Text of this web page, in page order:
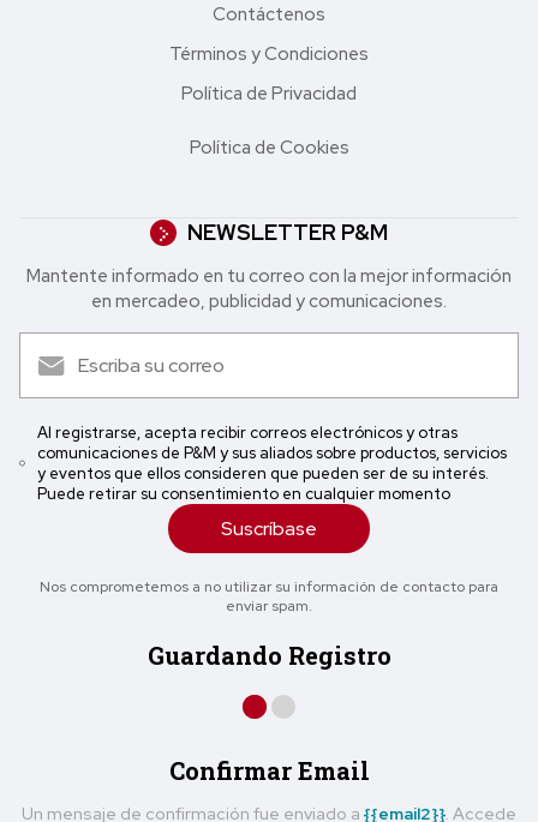
Contáctenos
Términos y Condiciones
Política de Privacidad
Política de Cookies
NEWSLETTER P&M
Mantente informado en tu correo con la mejor in formación
en mercadeo, publicidad y comunicaciones.
Al registrarse, acepta recibir correos electrónicos y otras
comunicaciones de P&M y sus aliados sobre productos, servicios
y eventos que ellos consideren que pueden ser de su interés.
Puede retirar su consentimiento en cualquier momento
Suscríbase
Nos comprometemos a no utilizar su información de contacto para
enviar spam.
Guardando Registro
Confirmar Email
Un mensaje de confirmación fue enviado a {{email2}} . Accede